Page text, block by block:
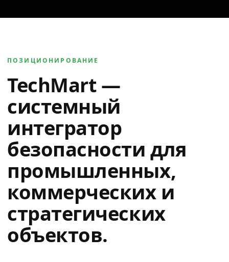
ПОЗИЦИОНИРОВАНИЕ
TechMart —
системный
интегратор
безопасности для
промышленных,
коммерческих и
стратегических
объектов.